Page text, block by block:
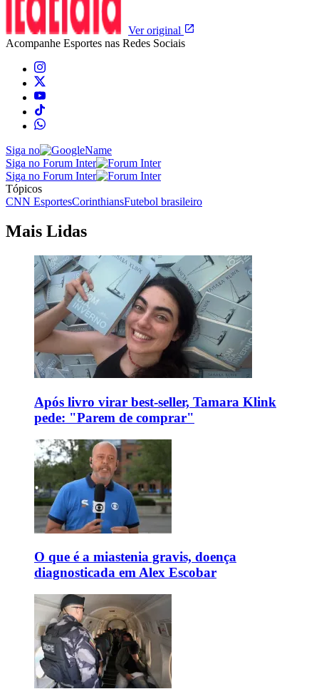
Ver original
Acompanhe Esportes nas Redes Sociais
Siga no
Siga no Forum Inter
Siga no Forum Inter
Tópicos
CNN EsportesCorinthiansFutebol brasileiro
Mais Lidas
Após livro virar best-seller, Tamara Klink
pede: "Parem de comprar"
O que é a miastenia gravis, doença
diagnosticada em Alex Escobar